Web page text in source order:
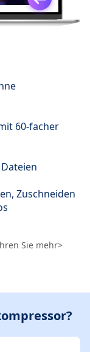
60-facher
Zuschneiden
Sie mehr>